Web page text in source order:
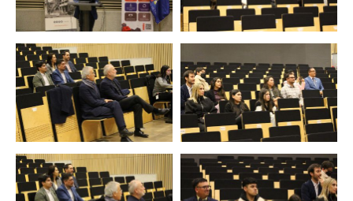
Zoom
Zoom Zoom